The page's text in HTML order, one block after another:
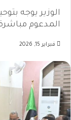
الوزير يوجه
المدعوم
فبراير 15, 2026